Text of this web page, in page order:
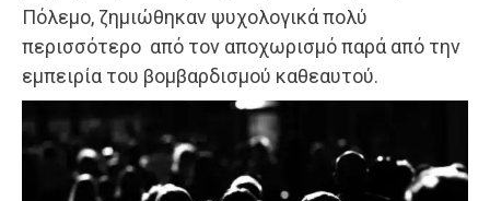
Πόλεμο, ζημιώθηκαν ψυχολογικά πολύ
περισσότερο από τον αποχωρισμό παρά από την
εμπειρία του βομβαρδισμού καθεαυτού.